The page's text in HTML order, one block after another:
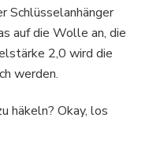
Schlüsselanhänger
auf die Wolle an, die
2,0 wird die
werden.
häkeln? Okay, los